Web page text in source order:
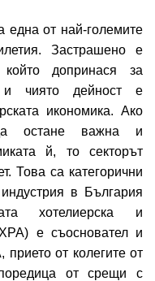
една от най-големите
Застрашено е
допринася за
чиято дейност е
икономика. Ако
остане важна и
й, то секторът
Това са категорични
в България
хотелиерска и
е съосновател и
от колегите от
от срещи с